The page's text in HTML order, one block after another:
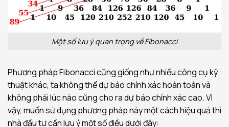
Một số lưu ý quan trọng về Fibonacci
Phương pháp Fibonacci cũng giống như nhiều công cụ kỹ
thuật khác, ta không thể dự báo chính xác hoàn toàn và
không phải lúc nào cũng cho ra dự báo chính xác cao. Vì
vậy, muốn sử dụng phương pháp này một cách hiệu quả thì
nhà đầu tư cần lưu ý một số điều dưới đây: